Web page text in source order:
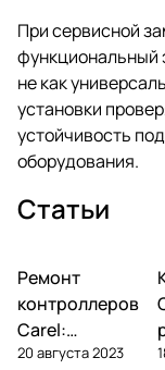
При сервисной
функциональный
не как
установки
устойчивость
оборудования.
Статьи
Автоматика и
контроллеры
Ремонт
контроллеров
Carel:
диагностика
20 августа 2023